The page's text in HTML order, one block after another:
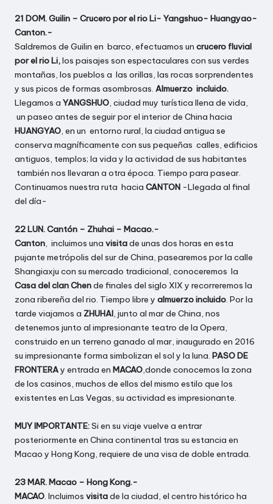
21 DOM. Guilin – Crucero por el rio Li- Yangshuo- Huangyao-
Canton.-
Saldremos de Guilin en barco, efectuamos un crucero fluvial
por el rio Li,los paisajes son espectaculares con sus verdes
montañas, los pueblos a las orillas, las rocas sorprendentes
y sus picos de formas asombrosas. Almuerzo incluido.
Llegamos a YANGSHUO, ciudad muy turística llena de vida,
un paseo antes de seguir por el interior de China hacia
HUANGYAO, en un entorno rural, la ciudad antigua se
conserva magníficamente con sus pequeñas calles, edificios
antiguos, templos; la vida y la actividad de sus habitantes
también nos llevaran a otra época. Tiempo para pasear.
Continuamos nuestra ruta hacia CANTON -Llegada al final
del día-
22 LUN. Cantón – Zhuhai – Macao.-
Canton, incluimos una visitade unas dos horas en esta
pujante metrópolis del sur de China, pasearemos por la calle
Shangiaxju con su mercado tradicional, conoceremos la
Casa del clan Chende finales del siglo XIX y recorreremos la
zona ribereña del rio. Tiempo libre y almuerzo incluido. Por la
tarde viajamos a ZHUHAI, junto al mar de China, nos
detenemos junto al impresionante teatro de la Opera,
construido en un terreno ganado al mar, inaugurado en 2016
su impresionante forma simbolizan el sol y la luna. PASO DE
FRONTERAy entrada en MACAO,donde conocemos la zona
de los casinos, muchos de ellos del mismo estilo que los
existentes en Las Vegas, su actividad es impresionante.
MUY IMPORTANTE:Si en su viaje vuelve a entrar
posteriormente en China continental tras su estancia en
Macao y Hong Kong, requiere de una visa de doble entrada.
23 MAR. Macao – Hong Kong.-
MACAO. Incluimos visitade la ciudad, el centro histórico ha